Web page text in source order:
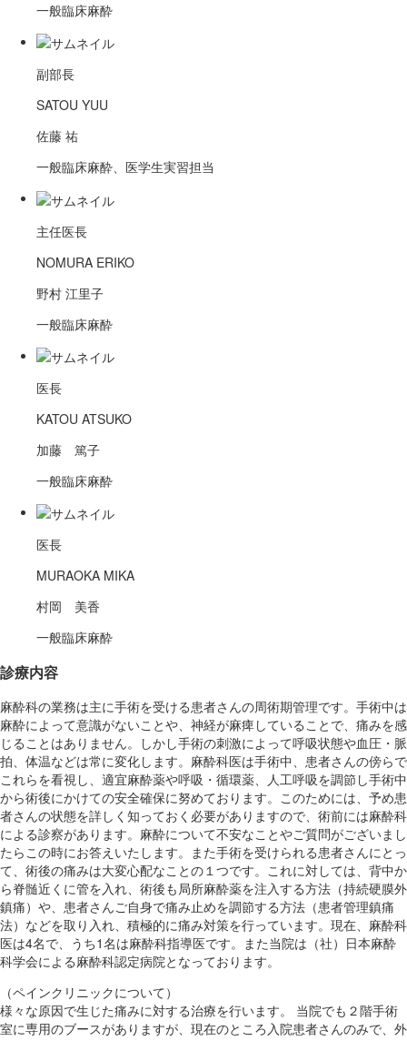
一般臨床麻酔
副部長
SATOU YUU
佐藤 祐
一般臨床麻酔、医学生実習担当
主任医長
NOMURA ERIKO
野村 江里子
一般臨床麻酔
医長
KATOU ATSUKO
加藤 篤子
一般臨床麻酔
医長
MURAOKA MIKA
村岡 美香
一般臨床麻酔
診療内容
麻酔科の業務は主に手術を受ける患者さんの周術期管理です。手術中は
麻酔によって意識がないことや、神経が麻痺していることで、痛みを感
じることはありません。しかし手術の刺激によって呼吸状態や血圧・脈
拍、体温などは常に変化します。麻酔科医は手術中、患者さんの傍らで
これらを看視し、適宜麻酔薬や呼吸・循環薬、人工呼吸を調節し手術中
から術後にかけての安全確保に努めております。このためには、予め患
者さんの状態を詳しく知っておく必要がありますので、術前には麻酔科
による診察があります。麻酔について不安なことやご質問がございまし
たらこの時にお答えいたします。また手術を受けられる患者さんにとっ
て、術後の痛みは大変心配なことの１つです。これに対しては、背中か
ら脊髄近くに管を入れ、術後も局所麻酔薬を注入する方法（持続硬膜外
鎮痛）や、患者さんご自身で痛み止めを調節する方法（患者管理鎮痛
法）などを取り入れ、積極的に痛み対策を行っています。現在、麻酔科
医は4名で、うち1名は麻酔科指導医です。また当院は（社）日本麻酔
科学会による麻酔科認定病院となっております。
（ペインクリニックについて）
様々な原因で生じた痛みに対する治療を行います。 当院でも２階手術
室に専用のブースがありますが、現在のところ入院患者さんのみで、外